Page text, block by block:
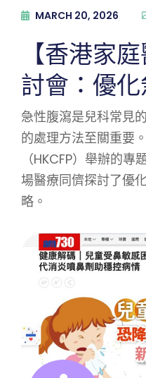
MARCH 20, 2026
【香港家
討會：優
急性腹瀉是兒科常見
的處理方法至關重要
（HKCFP）舉辦的
場醫療同儕探討了優
略。